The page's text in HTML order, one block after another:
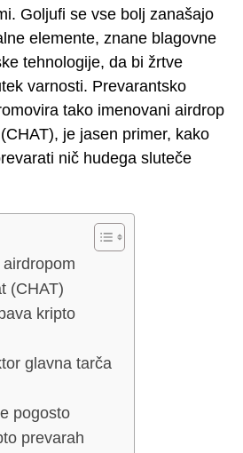
Goljufi se vse bolj zanašajo
elemente, znane blagovne
tehnologije, da bi žrtve
varnosti. Prevarantsko
tako imenovani airdrop
je jasen primer, kako
nič hudega sluteče
(CHAT)
kripto
glavna tarča
pogosto
prevarah